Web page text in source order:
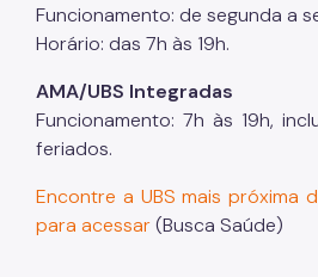
Funcionamento: de segunda a
Horário: das 7h às 19h.
AMA/UBS Integradas
Funcionamento: 7h às 19h,
feriados.
Encontre a UBS mais próxima
para acessar(Busca Saúde)